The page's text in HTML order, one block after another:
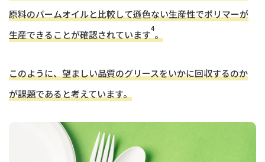
原料のパームオイルと比較して遜色ない生産性でポリマーが
生産できることが確認されています
4
。
このように、望ましい品質のグリースをいかに回収するのか
が課題であると考えています。